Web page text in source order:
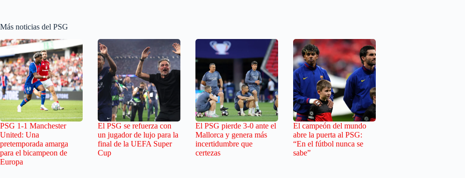
Más noticias del PSG
PSG 1-1 Manchester
United: Una
pretemporada amarga
para el bicampeon de
Europa
El PSG se refuerza con
un jugador de lujo para la
final de la UEFA Super
Cup
El PSG pierde 3-0 ante el
Mallorca y genera más
incertidumbre que
certezas
El campeón del mundo
abre la puerta al PSG:
“En el fútbol nunca se
sabe”